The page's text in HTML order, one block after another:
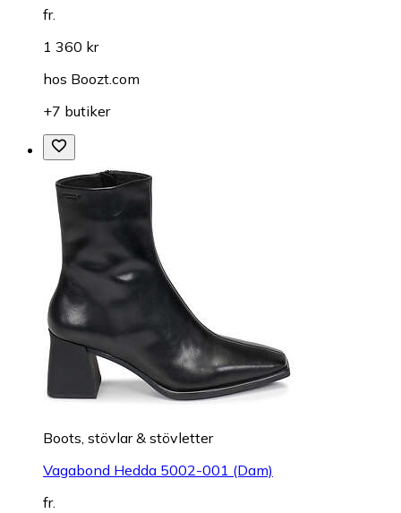
fr.
1 360 kr
hos Boozt.com
+7 butiker
Boots, stövlar & stövletter
Vagabond Hedda 5002-001 (Dam)
fr.